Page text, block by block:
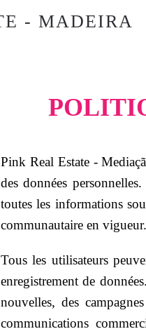
Pink Real Estate -
des données
toutes les informations
communautaire en vigueur.
Tous les utilisateurs
enregistrement de
nouvelles, des
communications